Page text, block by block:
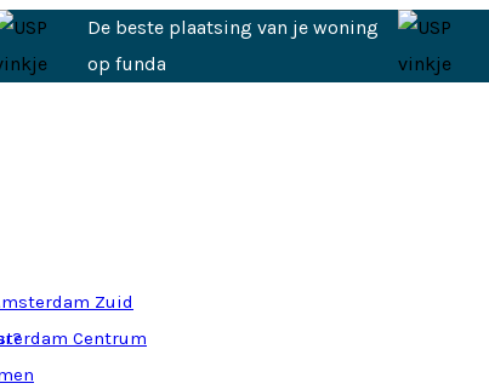
De beste plaatsing van je woning
op funda
Zuid
Centrum